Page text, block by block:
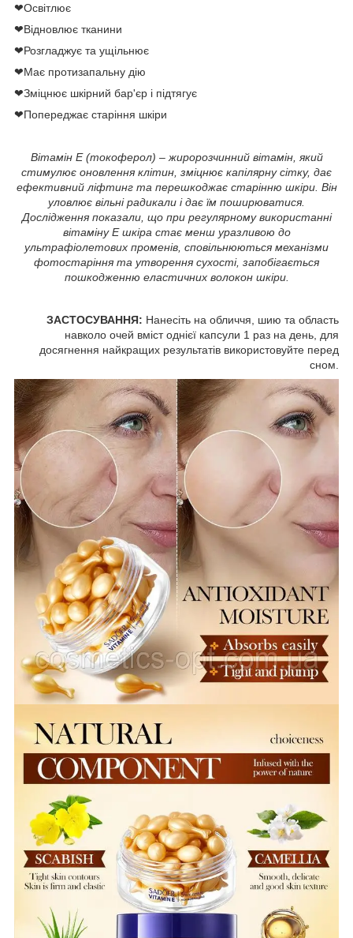
❤Освітлює
❤Відновлює тканини
❤Розгладжує та ущільнює
❤Має протизапальну дію
❤Зміцнює шкірний бар'єр і підтягує
❤Попереджає старіння шкіри
Вітамін Е (токоферол) – жиророзчинний вітамін, який
стимулює оновлення клітин, зміцнює капілярну сітку, дає
ефективний ліфтинг та перешкоджає старінню шкіри. Він
уловлює вільні радикали і дає їм поширюватися.
Дослідження показали, що при регулярному використанні
вітаміну Е шкіра стає менш уразливою до
ультрафіолетових променів, сповільнюються механізми
фотостаріння та утворення сухості, запобігається
пошкодженню еластичних волокон шкіри.
ЗАСТОСУВАННЯ: Нанесіть на обличчя, шию та область
навколо очей вміст однієї капсули 1 раз на день, для
досягнення найкращих результатів використовуйте перед
сном.